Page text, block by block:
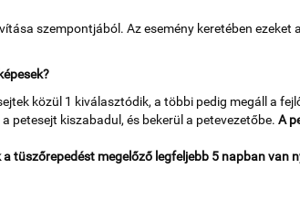
szempontjából. Az esemény keretében
közül 1 kiválasztódik, a többi pedig megáll a
kiszabadul, és bekerül a petevezetőbe. A
tüszőrepedést megelőző legfeljebb 5 napban van